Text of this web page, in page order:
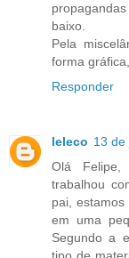
baixo.
Pela
forma
Responder
leleco 13 de
Olá Felipe,
trabalhou
pai,
em uma
Segundo a